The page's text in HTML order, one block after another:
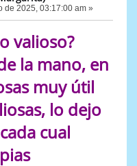
de 2025, 03:17:00 am »
valioso?
la mano, en
muy útil
lo dejo
cual